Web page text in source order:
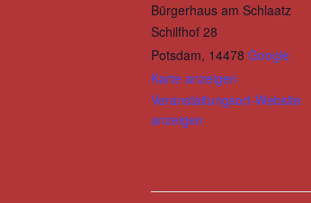
Bürgerhaus am Schlaatz
Schilfhof 28
Potsdam, 14478 Google
Karte anzeigen
Veranstaltungsort-Website
anzeigen